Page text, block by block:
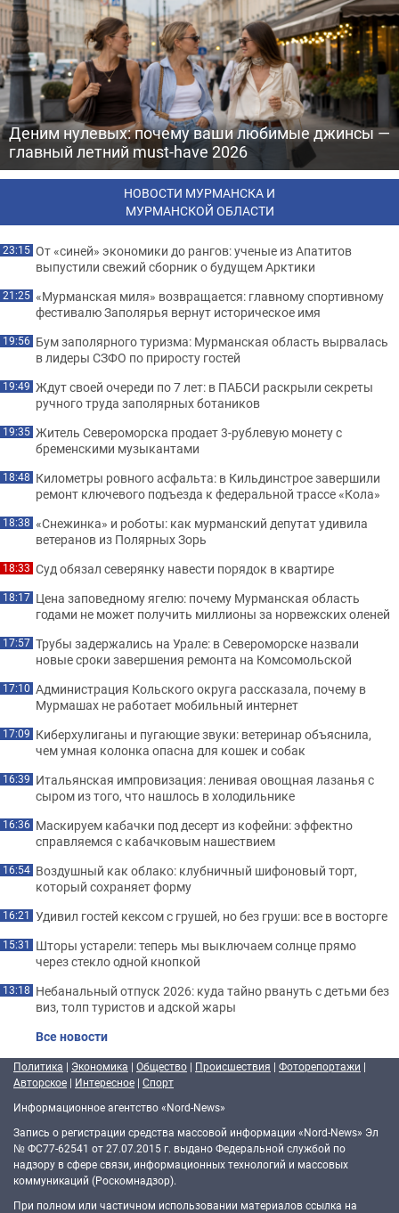
Деним нулевых: почему ваши любимые джинсы —
главный летний must-have 2026
НОВОСТИ МУРМАНСКА И
МУРМАНСКОЙ ОБЛАСТИ
23:15 От «синей» экономики до рангов: ученые из Апатитов
выпустили свежий сборник о будущем Арктики
21:25 «Мурманская миля» возвращается: главному спортивному
фестивалю Заполярья вернут историческое имя
19:56 Бум заполярного туризма: Мурманская область вырвалась
в лидеры СЗФО по приросту гостей
19:49 Ждут своей очереди по 7 лет: в ПАБСИ раскрыли секреты
ручного труда заполярных ботаников
19:35 Житель Североморска продает 3-рублевую монету с
бременскими музыкантами
18:48 Километры ровного асфальта: в Кильдинстрое завершили
ремонт ключевого подъезда к федеральной трассе «Кола»
18:38 «Снежинка» и роботы: как мурманский депутат удивила
ветеранов из Полярных Зорь
18:33 Суд обязал северянку навести порядок в квартире
18:17 Цена заповедному ягелю: почему Мурманская область
годами не может получить миллионы за норвежских оленей
17:57 Трубы задержались на Урале: в Североморске назвали
новые сроки завершения ремонта на Комсомольской
17:10 Администрация Кольского округа рассказала, почему в
Мурмашах не работает мобильный интернет
17:09 Киберхулиганы и пугающие звуки: ветеринар объяснила,
чем умная колонка опасна для кошек и собак
16:39 Итальянская импровизация: ленивая овощная лазанья с
сыром из того, что нашлось в холодильнике
16:36 Маскируем кабачки под десерт из кофейни: эффектно
справляемся с кабачковым нашествием
16:54 Воздушный как облако: клубничный шифоновый торт,
который сохраняет форму
16:21 Удивил гостей кексом с грушей, но без груши: все в восторге
15:31 Шторы устарели: теперь мы выключаем солнце прямо
через стекло одной кнопкой
13:18 Небанальный отпуск 2026: куда тайно рвануть с детьми без
виз, толп туристов и адской жары
Все новости
Политика | Экономика | Общество | Происшествия | Фоторепортажи |
Авторское | Интересное | Спорт
Информационное агентство «Nord-News»
Запись о регистрации средства массовой информации «Nord-News» Эл
№ ФС77-62541 от 27.07.2015 г. выдано Федеральной службой по
надзору в сфере связи, информационных технологий и массовых
коммуникаций (Роскомнадзор).
При полном или частичном использовании материалов ссылка на